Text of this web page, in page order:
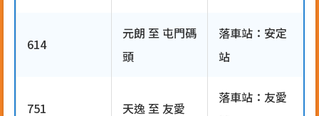
614
元朗 至 屯門碼
頭
落車站：安定
站
751 天逸 至 友愛
落車站：友愛